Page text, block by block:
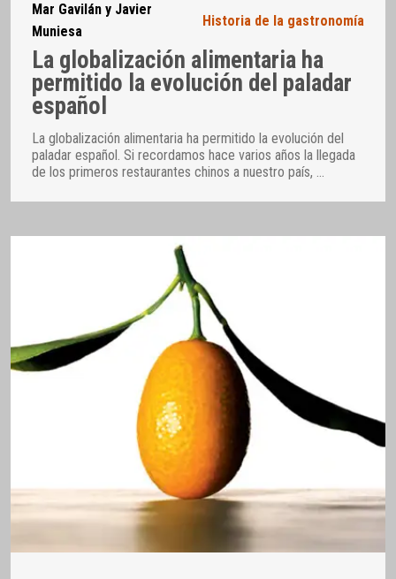
Mar Gavilán y Javier
Muniesa
Historia de la gastronomía
La globalización alimentaria ha
permitido la evolución del paladar
español
La globalización alimentaria ha permitido la evolución del
paladar español. Si recordamos hace varios años la llegada
de los primeros restaurantes chinos a nuestro país, …